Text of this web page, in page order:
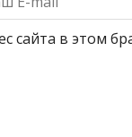
сайта в этом